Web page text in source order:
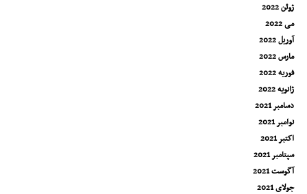
ژوئن 2022
می 2022
آوریل 2022
مارس 2022
فوریه 2022
ژانویه 2022
دسامبر 2021
نوامبر 2021
اکتبر 2021
سپتامبر 2021
آگوست 2021
جولای 2021